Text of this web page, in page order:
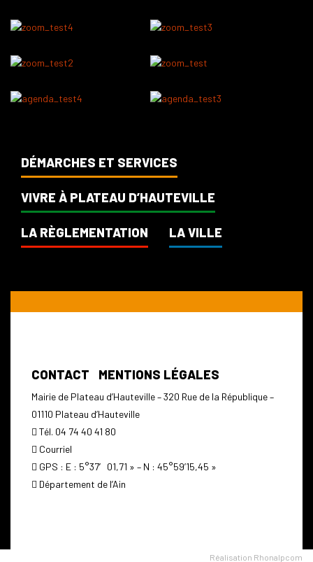
DÉMARCHES ET SERVICES
VIVRE À PLATEAU D’HAUTEVILLE
LA RÈGLEMENTATION LA VILLE
CONTACT MENTIONS LÉGALES
Mairie de Plateau d’Hauteville – 320 Rue de la République –
01110 Plateau d’Hauteville
Tél. 04 74 40 41 80
Courriel
GPS : E : 5°37′ 01,71 » – N : 45°59’15,45 »
Département de l’Ain
Réalisation Rhonalpcom